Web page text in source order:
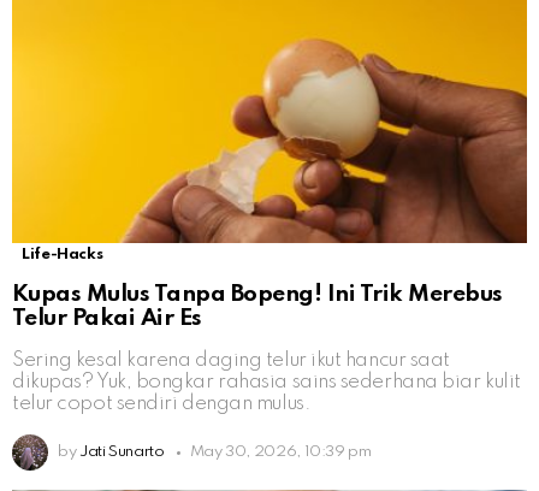
Life-Hacks
Kupas Mulus Tanpa Bopeng! Ini Trik Merebus
Telur Pakai Air Es
Sering kesal karena daging telur ikut hancur saat
dikupas? Yuk, bongkar rahasia sains sederhana biar kulit
telur copot sendiri dengan mulus.
by Jati Sunarto May 30, 2026, 10:39 pm